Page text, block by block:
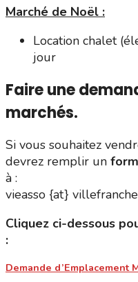
Marché de Noël :
Location chalet
jour
Faire une
marchés.
Si vous souhaitez
devrez remplir un
à :
vieasso {at}
Cliquez ci-dessous
:
Demande d’Emplacement